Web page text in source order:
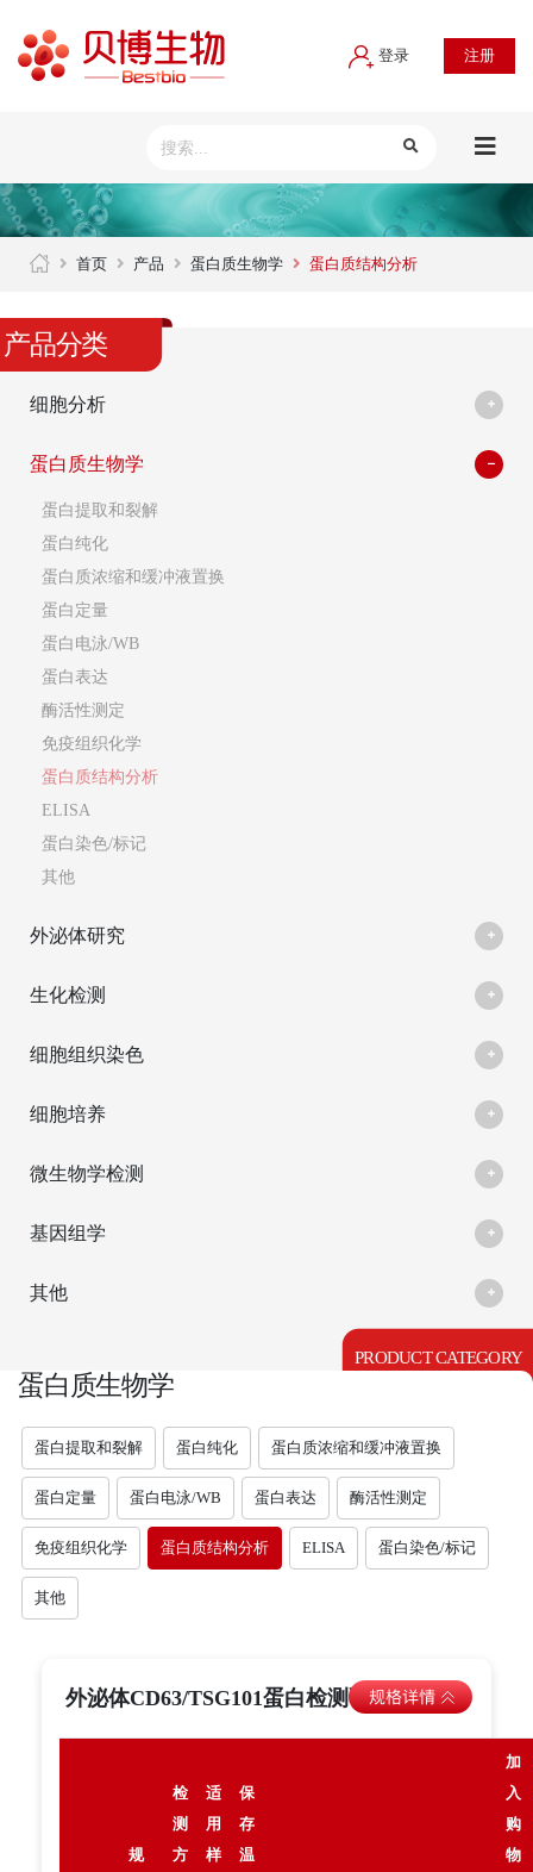
登录 注册
首页 产品 蛋白质生物学 蛋白质结构分析
产品分类
细胞分析
蛋白质生物学
蛋白提取和裂解
蛋白纯化
蛋白质浓缩和缓冲液置换
蛋白定量
蛋白电泳/WB
蛋白表达
酶活性测定
免疫组织化学
蛋白质结构分析
ELISA
蛋白染色/标记
其他
外泌体研究
生化检测
细胞组织染色
细胞培养
微生物学检测
基因组学
其他
PRODUCT CATEGORY
蛋白质生物学
蛋白提取和裂解 蛋白纯化 蛋白质浓缩和缓冲液置换
蛋白定量 蛋白电泳/WB 蛋白表达 酶活性测定
免疫组织化学 蛋白质结构分析 ELISA 蛋白染色/标记
其他
外泌体CD63/TSG101蛋白检测试剂盒
规
检
测
方
适
用
样
保
存
温
加
入
购
物